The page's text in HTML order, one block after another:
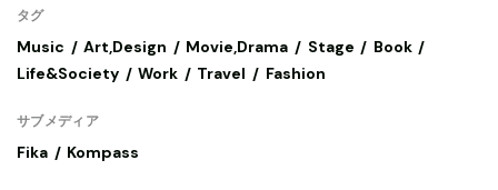
タグ
Music Art,Design Movie,Drama Stage
Book
Life&Society
Work Travel Fashion
サブメディア
Fika Kompass